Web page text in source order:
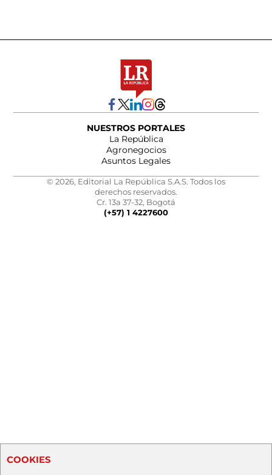
NUESTROS PORTALES
La República
Agronegocios
Asuntos Legales
© 2026, Editorial La República S.A.S. Todos los
derechos reservados.
Cr. 13a 37-32, Bogotá
(+57) 1 4227600
COOKIES